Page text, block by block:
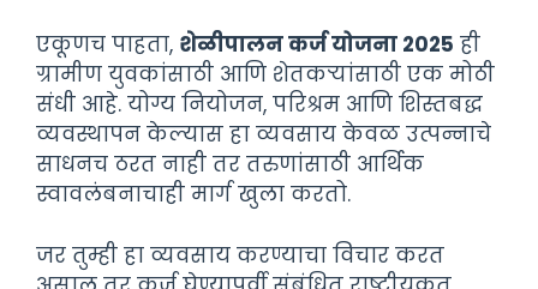
एकूणच पाहता, शेळीपालन कर्ज योजना 2025 ही
ग्रामीण युवकांसाठी आणि शेतकऱ्यांसाठी एक मोठी
संधी आहे. योग्य नियोजन, परिश्रम आणि शिस्तबद्ध
व्यवस्थापन केल्यास हा व्यवसाय केवळ उत्पन्नाचे
साधनच ठरत नाही तर तरुणांसाठी आर्थिक
स्वावलंबनाचाही मार्ग खुला करतो.
जर तुम्ही हा व्यवसाय करण्याचा विचार करत